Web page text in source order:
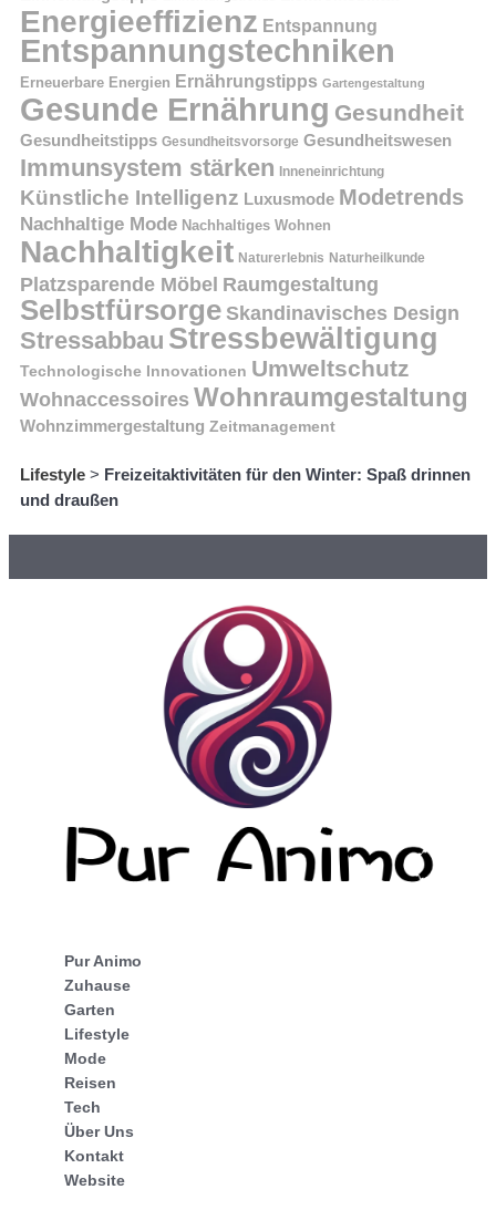
Energieeffizienz Entspannung
Entspannungstechniken
Erneuerbare Energien Ernährungstipps Gartengestaltung
Gesunde Ernährung Gesundheit
Gesundheitstipps Gesundheitsvorsorge Gesundheitswesen
Immunsystem stärken Inneneinrichtung
Künstliche Intelligenz Luxusmode Modetrends
Nachhaltige Mode Nachhaltiges Wohnen
Nachhaltigkeit Naturerlebnis Naturheilkunde
Platzsparende Möbel Raumgestaltung
Selbstfürsorge Skandinavisches Design
Stressabbau Stressbewältigung
Technologische Innovationen Umweltschutz
Wohnaccessoires Wohnraumgestaltung
Wohnzimmergestaltung Zeitmanagement
Lifestyle > Freizeitaktivitäten für den Winter: Spaß drinnen
und draußen
Pur Animo
Zuhause
Garten
Lifestyle
Mode
Reisen
Tech
Über Uns
Kontakt
Website